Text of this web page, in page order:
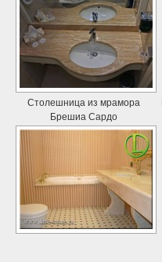
Столешница из мрамора
Брешиа Сардо